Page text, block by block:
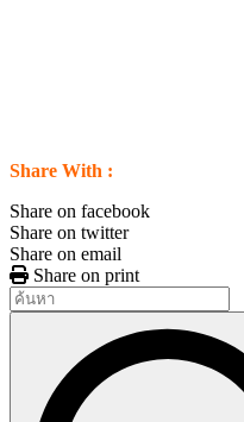
Share With :
Share on facebook
Share on twitter
Share on email
Share on print